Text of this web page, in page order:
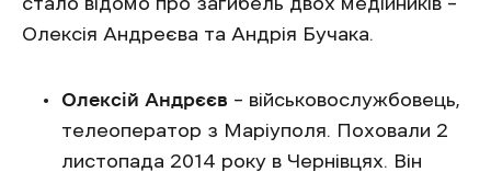
Олексія Андреєва та Андрія Бучака.
Олексій Андрєєв – військовослужбовець,
телеоператор з Маріуполя. Поховали 2
листопада 2014 року в Чернівцях. Він